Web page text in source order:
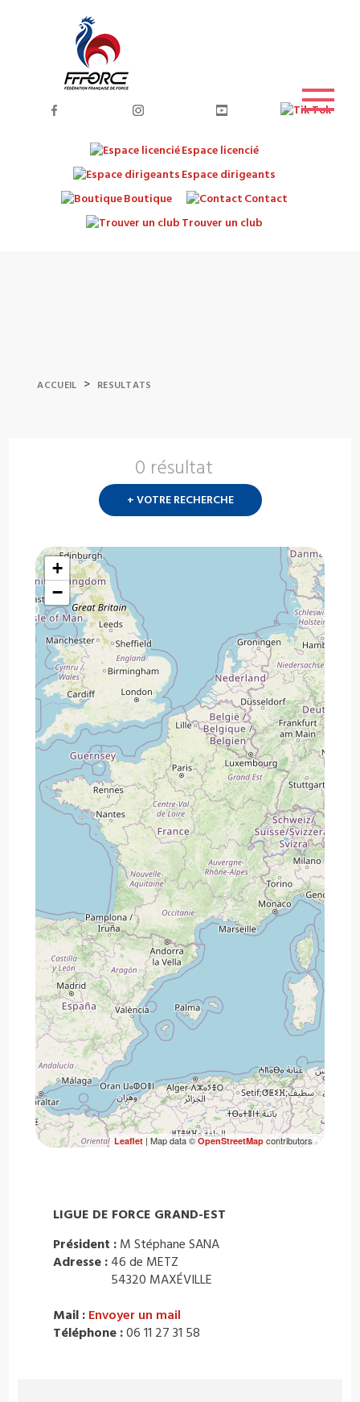
Espace licencié
Espace dirigeants
Boutique
Contact
Trouver un club
ACCUEIL > RESULTATS
0 résultat
+ VOTRE RECHERCHE
+
−
Leaflet| Map data ©OpenStreetMapcontributors
LIGUE DE FORCE GRAND-EST
Président : M Stéphane SANA
Adresse : 46 de METZ
54320 MAXÉVILLE
Mail : Envoyer un mail
Téléphone :06 11 27 31 58